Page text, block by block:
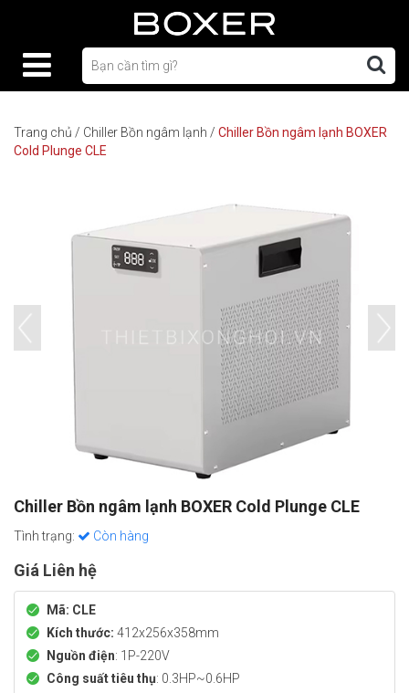
Trang chủ / Chiller Bồn ngâm lạnh / Chiller Bồn ngâm lạnh BOXER
Cold Plunge CLE
Chiller Bồn ngâm lạnh BOXER Cold Plunge CLE
Tình trạng: Còn hàng
Giá Liên hệ
Mã: CLE
Kích thước: 412x256x358mm
Nguồn điện: 1P-220V
Công suất tiêu thụ: 0.3HP~0.6HP